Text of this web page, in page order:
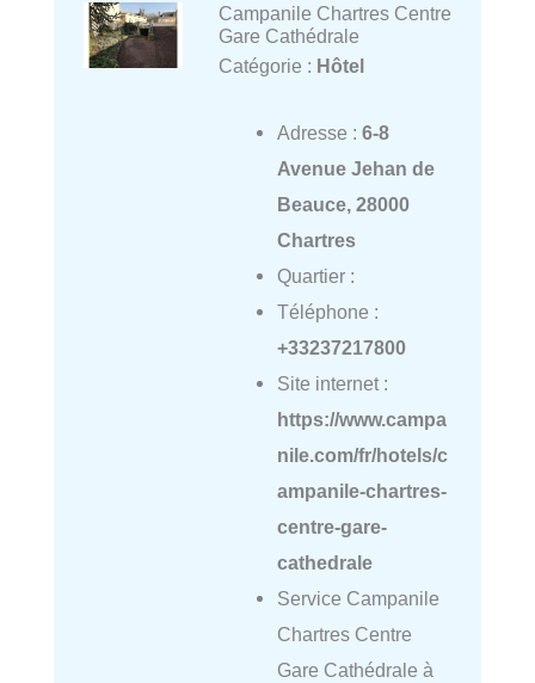
Campanile Chartres Centre
Gare Cathédrale
Catégorie : Hôtel
Adresse : 6-8
Avenue Jehan de
Beauce, 28000
Chartres
Quartier :
Téléphone :
+33237217800
Site internet :
https://www.campa
nile.com/fr/hotels/c
ampanile-chartres-
centre-gare-
cathedrale
Service Campanile
Chartres Centre
Gare Cathédrale à